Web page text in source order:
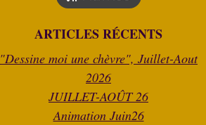
ARTICLES RÉCENTS
"Dessine moi une chèvre", Juillet-Aout
2026
JUILLET-AOÛT 26
Animation Juin26